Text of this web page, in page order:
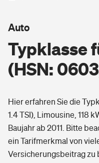
Arbeitsrechtsschutz
Wohnen
Freizeit
Pri­vate Haft­pflicht­
Gesundheit
Typklasse
(HSN:
Auto
Hier erfahren Sie die
1.4 TSI), Limousine, 118
Baujahr ab 2011. Bitte
ein Tarifmerkmal von
Versicherungsbeitrag zu